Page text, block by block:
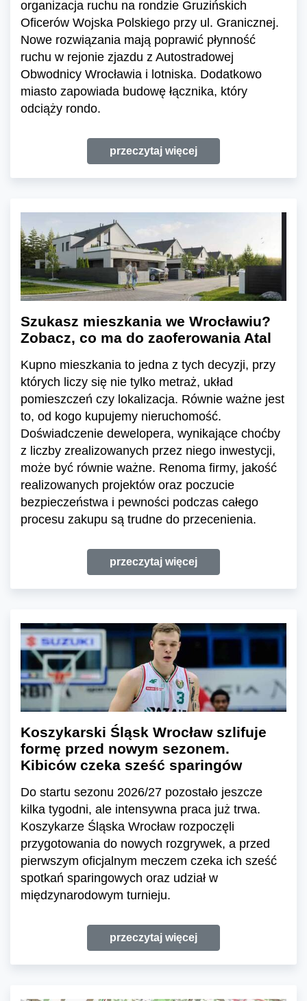
organizacja ruchu na rondzie Gruzińskich
Oficerów Wojska Polskiego przy ul. Granicznej.
Nowe rozwiązania mają poprawić płynność
ruchu w rejonie zjazdu z Autostradowej
Obwodnicy Wrocławia i lotniska. Dodatkowo
miasto zapowiada budowę łącznika, który
odciąży rondo.
przeczytaj więcej
Szukasz mieszkania we Wrocławiu?
Zobacz, co ma do zaoferowania Atal
Kupno mieszkania to jedna z tych decyzji, przy
których liczy się nie tylko metraż, układ
pomieszczeń czy lokalizacja. Równie ważne jest
to, od kogo kupujemy nieruchomość.
Doświadczenie dewelopera, wynikające choćby
z liczby zrealizowanych przez niego inwestycji,
może być równie ważne. Renoma firmy, jakość
realizowanych projektów oraz poczucie
bezpieczeństwa i pewności podczas całego
procesu zakupu są trudne do przecenienia.
przeczytaj więcej
Koszykarski Śląsk Wrocław szlifuje
formę przed nowym sezonem.
Kibiców czeka sześć sparingów
Do startu sezonu 2026/27 pozostało jeszcze
kilka tygodni, ale intensywna praca już trwa.
Koszykarze Śląska Wrocław rozpoczęli
przygotowania do nowych rozgrywek, a przed
pierwszym oficjalnym meczem czeka ich sześć
spotkań sparingowych oraz udział w
międzynarodowym turnieju.
przeczytaj więcej